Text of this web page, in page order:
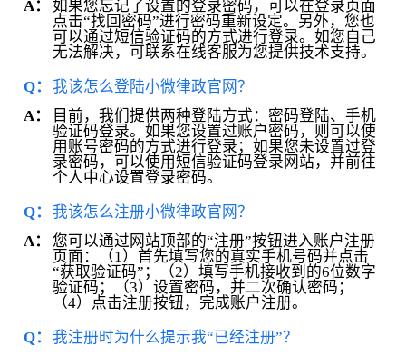
A：
如果您忘记了设置的登录密码，可以在登录页面
点击“找回密码”进行密码重新设定。另外，您也
可以通过短信验证码的方式进行登录。如您自己
无法解决，可联系在线客服为您提供技术支持。
Q： 我该怎么登陆小微律政官网？
A：
目前，我们提供两种登陆方式：密码登陆、手机
验证码登录。如果您设置过账户密码，则可以使
用账号密码的方式进行登录；如果您未设置过登
录密码，可以使用短信验证码登录网站，并前往
个人中心设置登录密码。
Q： 我该怎么注册小微律政官网？
A：
您可以通过网站顶部的“注册”按钮进入账户注册
页面：（1）首先填写您的真实手机号码并点击
“获取验证码”；（2）填写手机接收到的6位数字
验证码；（3）设置密码，并二次确认密码；
（4）点击注册按钮，完成账户注册。
Q： 我注册时为什么提示我“已经注册”？